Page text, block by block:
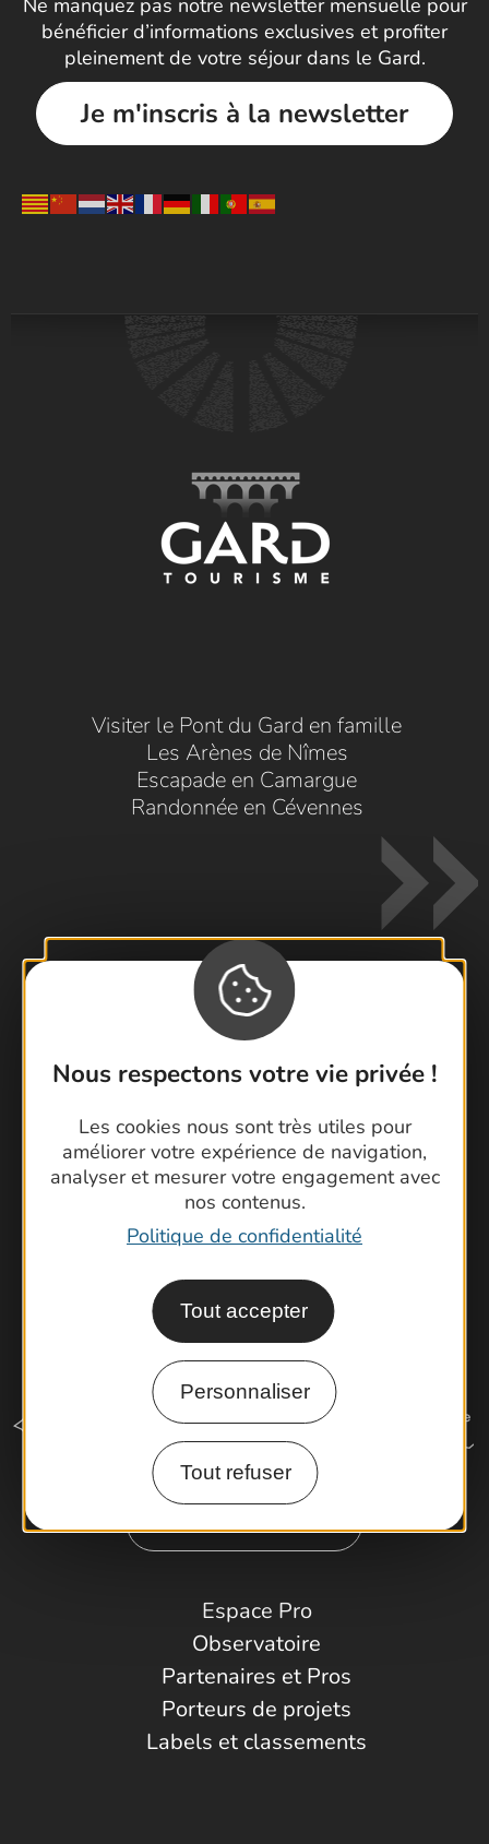
Nous respectons votre vie privée !
Les cookies nous sont très utiles pour
améliorer votre expérience de navigation,
analyser et mesurer votre engagement avec
nos contenus.
Politique de confidentialité
Tout accepter
Personnaliser
Tout refuser
Ne manquez pas notre newsletter mensuelle pour
bénéficier d’informations exclusives et profiter
pleinement de votre séjour dans le Gard.
Je m'inscris à la newsletter
Visiter le Pont du Gard en famille
Les Arènes de Nîmes
Escapade en Camargue
Randonnée en Cévennes
Contactez-nous !
Foire aux questions
Cartoguides et Topoguides
Latitude Gard
Comment venir ?
Espace Pro
Observatoire
Partenaires et Pros
Porteurs de projets
Labels et classements